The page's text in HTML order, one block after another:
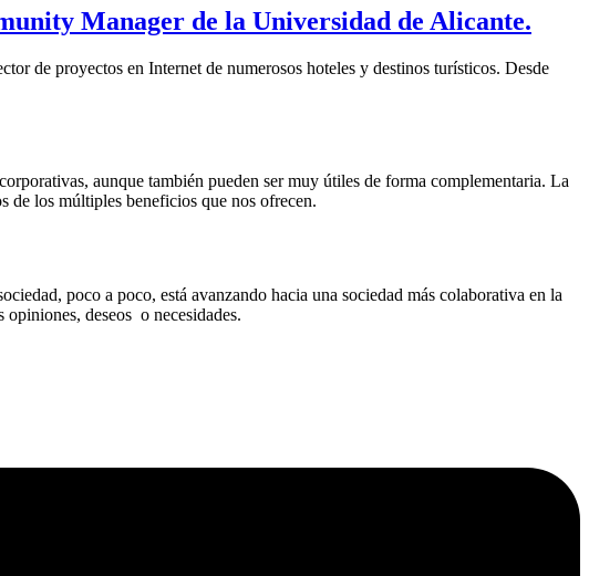
Manager de la Universidad de Alicante.
de proyectos en Internet de numerosos hoteles y destinos turísticos. Desde
aunque también pueden ser muy útiles de forma complementaria. La
de los múltiples beneficios que nos ofrecen.
poco a poco, está avanzando hacia una sociedad más colaborativa en la
opiniones, deseos o necesidades.